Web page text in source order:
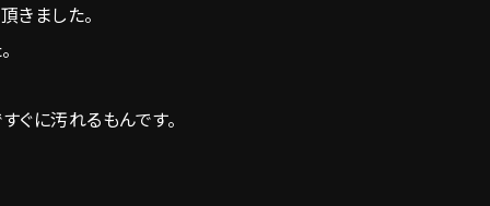
きました。
ぐに汚れるもんです。